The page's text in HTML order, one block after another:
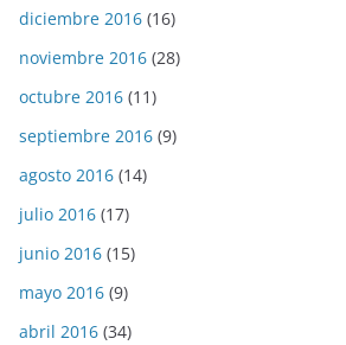
diciembre 2016 (16)
noviembre 2016 (28)
octubre 2016 (11)
septiembre 2016 (9)
agosto 2016 (14)
julio 2016 (17)
junio 2016 (15)
mayo 2016 (9)
abril 2016 (34)